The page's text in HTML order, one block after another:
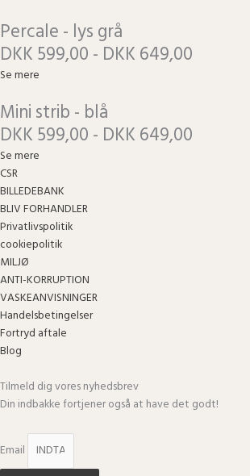
Percale - lys grå
DKK 599,00 - DKK 649,00
Se mere
Mini strib - blå
DKK 599,00 - DKK 649,00
Se mere
CSR
BILLEDEBANK
BLIV FORHANDLER
Privatlivspolitik
cookiepolitik
MILJØ
ANTI-KORRUPTION
VASKEANVISNINGER
Handelsbetingelser
Fortryd aftale
Blog
Tilmeld dig vores nyhedsbrev
Din indbakke fortjener også at have det godt!
Email